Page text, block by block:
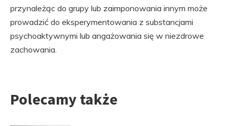
przynależąc do grupy lub zaimponowania innym może
prowadzić do eksperymentowania z substancjami
psychoaktywnymi lub angażowania się w niezdrowe
zachowania.
Polecamy także